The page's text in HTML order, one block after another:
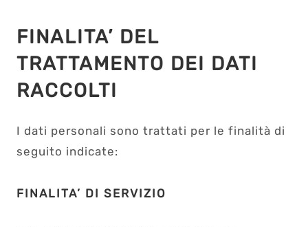
FINALITA’ DEL
TRATTAMENTO DEI DATI
RACCOLTI
I dati personali sono trattati per le finalità di
seguito indicate:
FINALITA’ DI SERVIZIO